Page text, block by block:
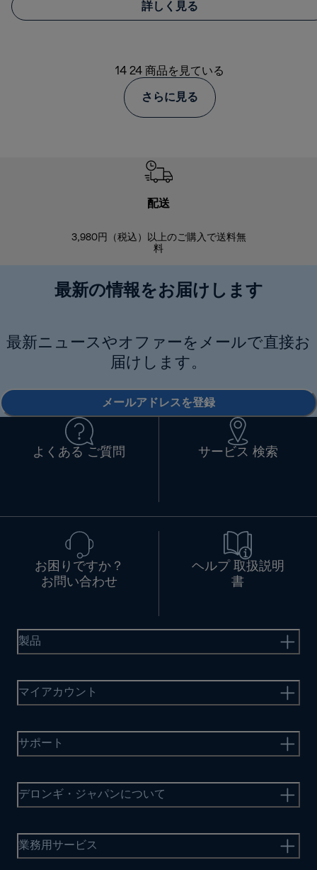
詳しく見る
14 24 商品を見ている
さらに見る
配送
3,980円（税込）以上のご購入で送料無
料
最新の情報をお届けします
最新ニュースやオファーをメールで直接お
届けします。
メールアドレスを登録
よくある ご質問 サービス 検索
お困りですか？
お問い合わせ
ヘルプ 取扱説明
書
製品
マイアカウント
サポート
デロンギ・ジャパンについて
業務用サービス